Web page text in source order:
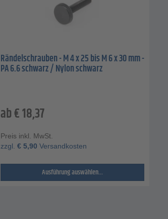
Rändelschrauben - M 4 x 25 bis M 6 x 30 mm -
PA 6.6 schwarz / Nylon schwarz
ab€18,37
Preis inkl. MwSt.
zzgl. € 5,90 Versandkosten
Ausführung auswählen...